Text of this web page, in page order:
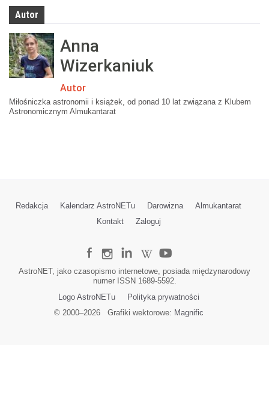
Autor
Anna
Wizerkaniuk
Autor
Miłośniczka astronomii i książek, od ponad 10 lat związana z Klubem
Astronomicznym Almukantarat
Redakcja Kalendarz AstroNETu Darowizna
Almukantarat
Kontakt
Zaloguj
AstroNET, jako czasopismo internetowe, posiada międzynarodowy
numer ISSN 1689-5592.
Logo AstroNETu
Polityka prywatności
© 2000–2026Grafiki wektorowe: Magnific